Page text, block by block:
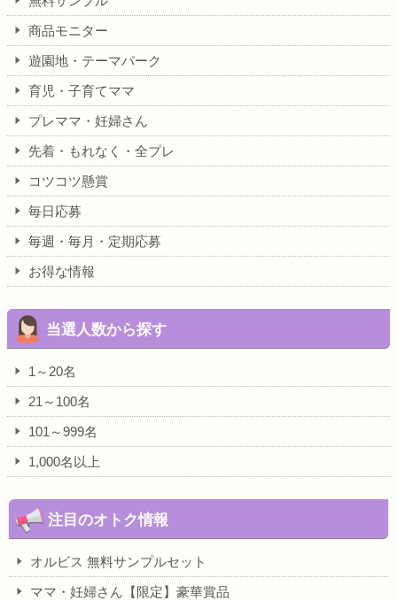
商品モニター
遊園地・テーマパーク
育児・子育てママ
プレママ・妊婦さん
先着・もれなく・全プレ
コツコツ懸賞
毎日応募
毎週・毎月・定期応募
お得な情報
当選人数から探す
1～20名
21～100名
101～999名
1,000名以上
注目のオトク情報
オルビス 無料サンプルセット
ママ・妊婦さん【限定】豪華賞品